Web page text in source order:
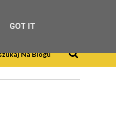
GOT IT